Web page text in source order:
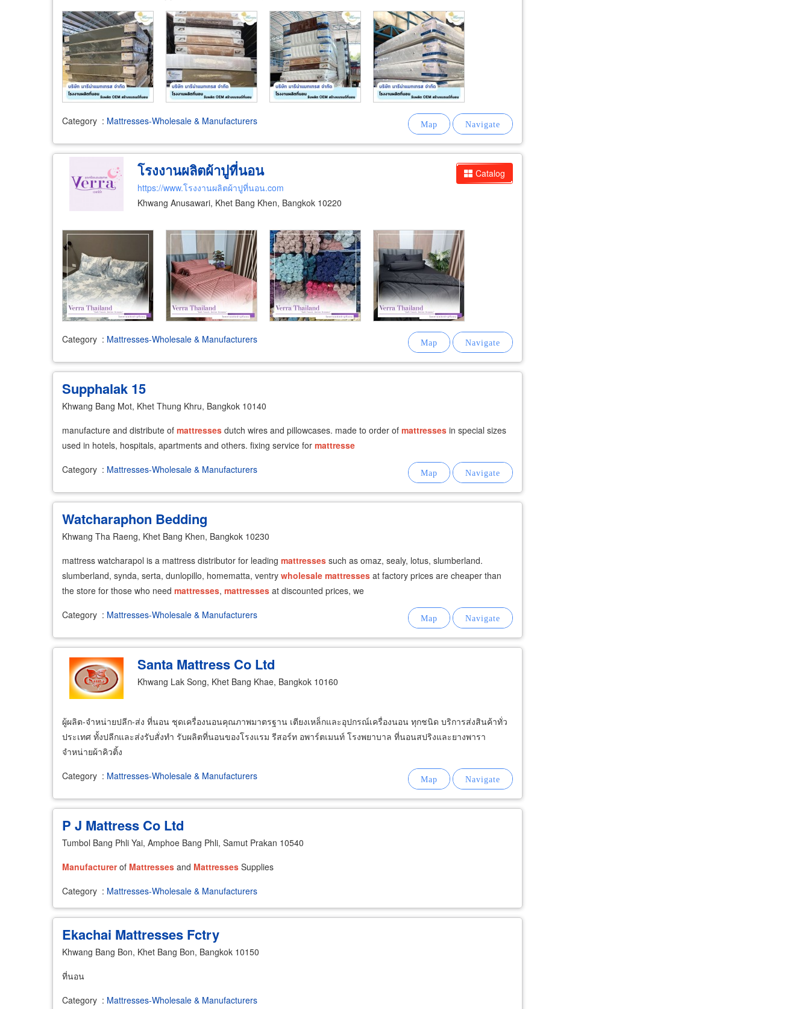
Category : Mattresses-Wholesale & Manufacturers
Catalog
โรงงานผลิตผ้าปูที่นอน
https://www.โรงงานผลิตผ้าปูที่นอน.com
Khwang Anusawari, Khet Bang Khen, Bangkok 10220
Category : Mattresses-Wholesale & Manufacturers
Supphalak 15
Khwang Bang Mot, Khet Thung Khru, Bangkok 10140
manufacture and distribute of mattresses dutch wires and pillowcases. made to order of mattresses in special sizes
used in hotels, hospitals, apartments and others. fixing service for mattresse
Category : Mattresses-Wholesale & Manufacturers
Watcharaphon Bedding
Khwang Tha Raeng, Khet Bang Khen, Bangkok 10230
mattress watcharapol is a mattress distributor for leading mattresses such as omaz, sealy, lotus, slumberland.
slumberland, synda, serta, dunlopillo, homematta, ventry wholesale mattresses at factory prices are cheaper than
the store for those who need mattresses, mattresses at discounted prices, we
Category : Mattresses-Wholesale & Manufacturers
Santa Mattress Co Ltd
Khwang Lak Song, Khet Bang Khae, Bangkok 10160
ผู้ผลิต-จำหน่ายปลีก-ส่ง ที่นอน ชุดเครื่องนอนคุณภาพมาตรฐาน เตียงเหล็กและอุปกรณ์เครื่องนอน ทุกชนิด บริการส่งสินค้าทั่ว
ประเทศ ทั้งปลีกและส่งรับสั่งทำ รับผลิตที่นอนของโรงแรม รีสอร์ท อพาร์ตเมนท์ โรงพยาบาล ที่นอนสปริงและยางพารา
จำหน่ายผ้าคิวติ้ง
Category : Mattresses-Wholesale & Manufacturers
P J Mattress Co Ltd
Tumbol Bang Phli Yai, Amphoe Bang Phli, Samut Prakan 10540
Manufacturerof Mattresses and Mattresses Supplies
Category : Mattresses-Wholesale & Manufacturers
Ekachai Mattresses Fctry
Khwang Bang Bon, Khet Bang Bon, Bangkok 10150
ที่นอน
Category : Mattresses-Wholesale & Manufacturers